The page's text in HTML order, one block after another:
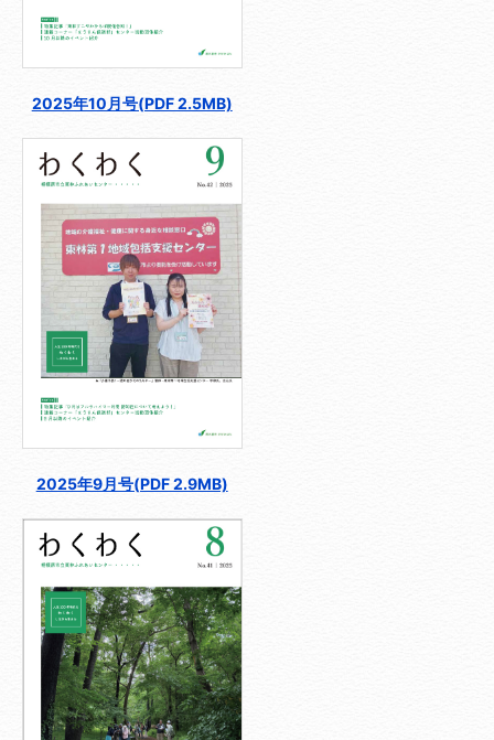
2025年10月号(PDF 2.5MB)
2025年9月号(PDF 2.9MB)